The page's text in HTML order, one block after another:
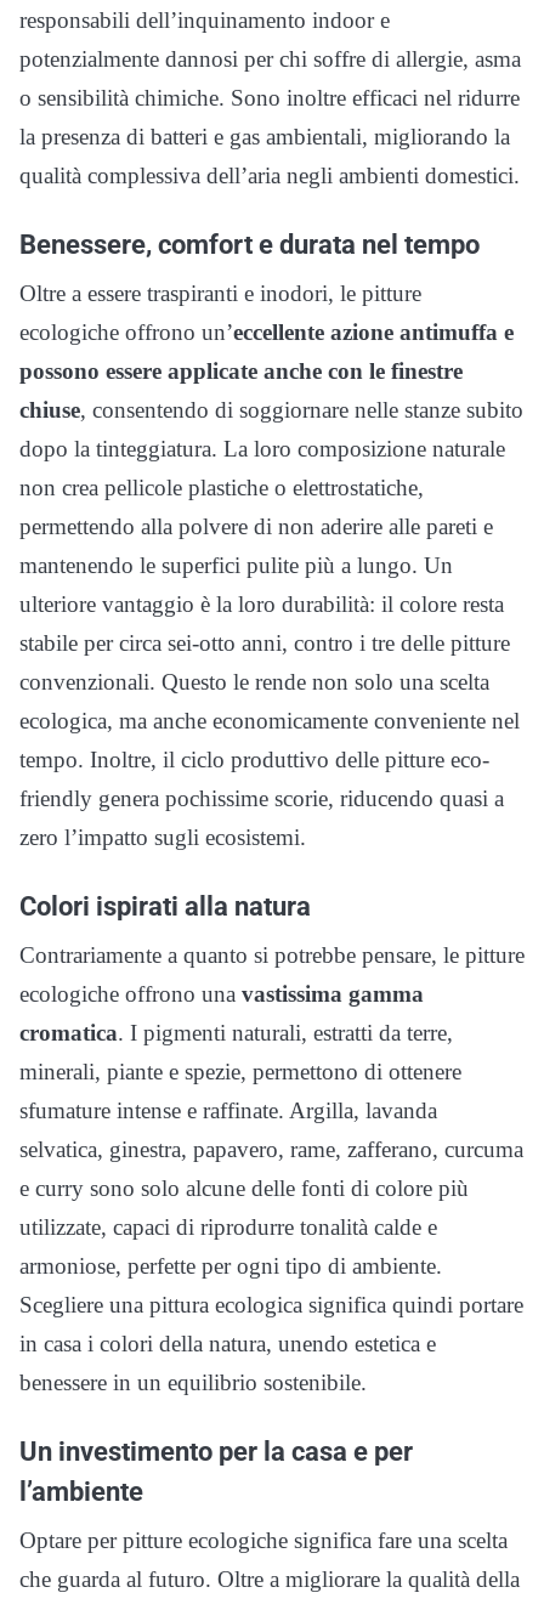
responsabili dell’inquinamento indoor e
potenzialmente dannosi per chi soffre di allergie, asma
o sensibilità chimiche. Sono inoltre efficaci nel ridurre
la presenza di batteri e gas ambientali, migliorando la
qualità complessiva dell’aria negli ambienti domestici.
Benessere, comfort e durata nel tempo
Oltre a essere traspiranti e inodori, le pitture
ecologiche offrono un’eccellente azione antimuffa e
possono essere applicate anche con le finestre
chiuse, consentendo di soggiornare nelle stanze subito
dopo la tinteggiatura. La loro composizione naturale
non crea pellicole plastiche o elettrostatiche,
permettendo alla polvere di non aderire alle pareti e
mantenendo le superfici pulite più a lungo. Un
ulteriore vantaggio è la loro durabilità: il colore resta
stabile per circa sei-otto anni, contro i tre delle pitture
convenzionali. Questo le rende non solo una scelta
ecologica, ma anche economicamente conveniente nel
tempo. Inoltre, il ciclo produttivo delle pitture eco-
friendly genera pochissime scorie, riducendo quasi a
zero l’impatto sugli ecosistemi.
Colori ispirati alla natura
Contrariamente a quanto si potrebbe pensare, le pitture
ecologiche offrono una vastissima gamma
cromatica. I pigmenti naturali, estratti da terre,
minerali, piante e spezie, permettono di ottenere
sfumature intense e raffinate. Argilla, lavanda
selvatica, ginestra, papavero, rame, zafferano, curcuma
e curry sono solo alcune delle fonti di colore più
utilizzate, capaci di riprodurre tonalità calde e
armoniose, perfette per ogni tipo di ambiente.
Scegliere una pittura ecologica significa quindi portare
in casa i colori della natura, unendo estetica e
benessere in un equilibrio sostenibile.
Un investimento per la casa e per
l’ambiente
Optare per pitture ecologiche significa fare una scelta
che guarda al futuro. Oltre a migliorare la qualità della